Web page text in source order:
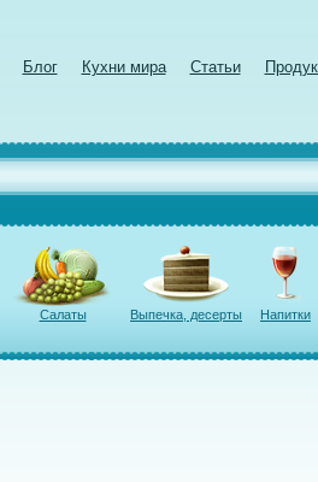
Блог Кухни мира Статьи
Салаты Выпечка, десерты Напитки